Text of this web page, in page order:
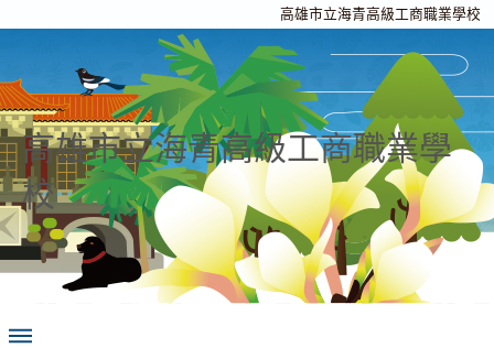
高雄市立海青高級工商職業學校
高雄市立海青高級工商職業學
校